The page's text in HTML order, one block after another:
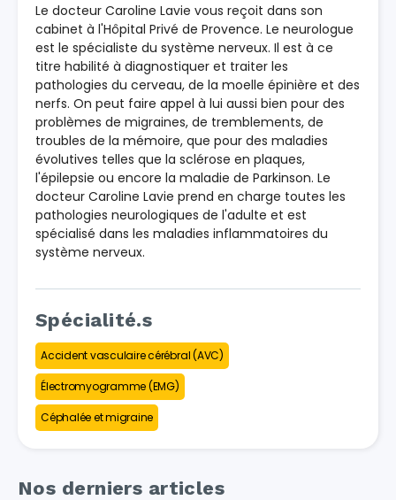
Le docteur Caroline Lavie vous reçoit dans son
cabinet à l'Hôpital Privé de Provence. Le neurologue
est le spécialiste du système nerveux. Il est à ce
titre habilité à diagnostiquer et traiter les
pathologies du cerveau, de la moelle épinière et des
nerfs. On peut faire appel à lui aussi bien pour des
problèmes de migraines, de tremblements, de
troubles de la mémoire, que pour des maladies
évolutives telles que la sclérose en plaques,
l'épilepsie ou encore la maladie de Parkinson. Le
docteur Caroline Lavie prend en charge toutes les
pathologies neurologiques de l'adulte et est
spécialisé dans les maladies inflammatoires du
système nerveux.
Spécialité.s
Accident vasculaire cérébral (AVC)
Électromyogramme (EMG)
Céphalée et migraine
Nos derniers articles